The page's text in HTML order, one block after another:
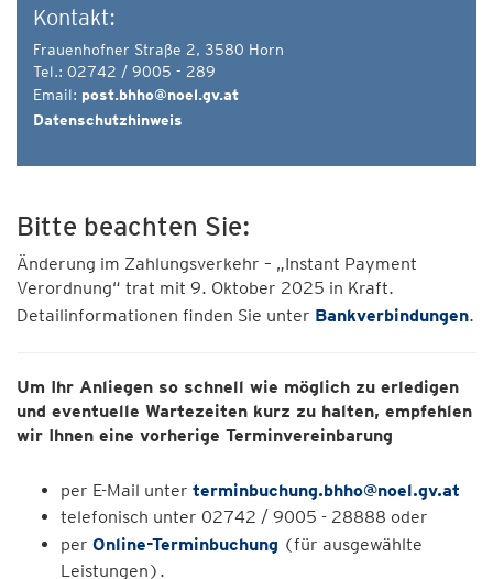
Kontakt:
Frauenhofner Straße 2, 3580 Horn
Tel.: 02742 / 9005 - 289
Email: post.bhho@noel.gv.at
Datenschutzhinweis
Bitte beachten Sie:
Änderung im Zahlungsverkehr – „Instant Payment
Verordnung“ trat mit 9. Oktober 2025 in Kraft.
Detailinformationen finden Sie unter Bankverbindungen.
Um Ihr Anliegen so schnell wie möglich zu erledigen
und eventuelle Wartezeiten kurz zu halten, empfehlen
wir Ihnen eine vorherige Terminvereinbarung
per E-Mail unter terminbuchung.bhho@noel.gv.at
telefonisch unter 02742 / 9005 - 28888 oder
per Online-Terminbuchung (für ausgewählte
Leistungen).